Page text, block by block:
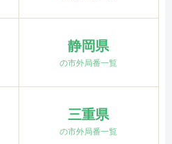
静岡県
の市外局番一覧
三重県
の市外局番一覧